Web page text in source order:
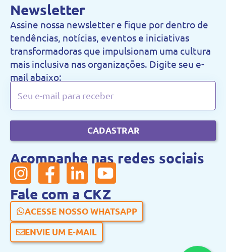
Newsletter
Assine nossa newsletter e fique por dentro de
tendências, notícias, eventos e iniciativas
transformadoras que impulsionam uma cultura
mais inclusiva nas organizações. Digite seu e-
mail abaixo:
CADASTRAR
Acompanhe nas redes sociais
Fale com a CKZ
ACESSE NOSSO WHATSAPP
ENVIE UM E-MAIL